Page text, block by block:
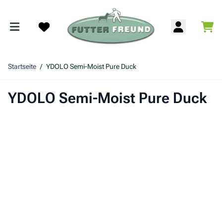
Startseite / YDOLO Semi-Moist Pure Duck
YDOLO Semi-Moist Pure Duck